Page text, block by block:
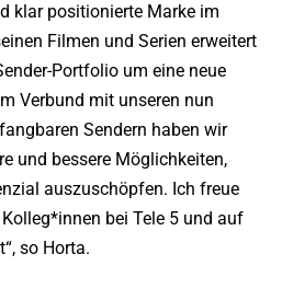
klar positionierte Marke im
Filmen und Serien erweitert
Portfolio um eine neue
Verbund mit unseren nun
Sendern haben wir
und bessere Möglichkeiten,
auszuschöpfen. Ich freue
bei Tele 5 und auf
so Horta.